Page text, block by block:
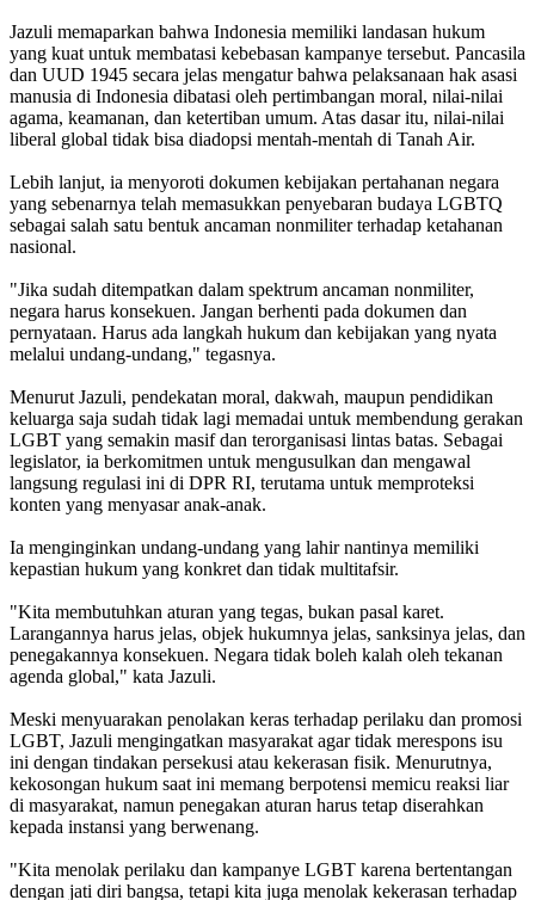
Jazuli memaparkan bahwa Indonesia memiliki landasan hukum
yang kuat untuk membatasi kebebasan kampanye tersebut. Pancasila
dan UUD 1945 secara jelas mengatur bahwa pelaksanaan hak asasi
manusia di Indonesia dibatasi oleh pertimbangan moral, nilai-nilai
agama, keamanan, dan ketertiban umum. Atas dasar itu, nilai-nilai
liberal global tidak bisa diadopsi mentah-mentah di Tanah Air.
Lebih lanjut, ia menyoroti dokumen kebijakan pertahanan negara
yang sebenarnya telah memasukkan penyebaran budaya LGBTQ
sebagai salah satu bentuk ancaman nonmiliter terhadap ketahanan
nasional.
"Jika sudah ditempatkan dalam spektrum ancaman nonmiliter,
negara harus konsekuen. Jangan berhenti pada dokumen dan
pernyataan. Harus ada langkah hukum dan kebijakan yang nyata
melalui undang-undang," tegasnya.
Menurut Jazuli, pendekatan moral, dakwah, maupun pendidikan
keluarga saja sudah tidak lagi memadai untuk membendung gerakan
LGBT yang semakin masif dan terorganisasi lintas batas. Sebagai
legislator, ia berkomitmen untuk mengusulkan dan mengawal
langsung regulasi ini di DPR RI, terutama untuk memproteksi
konten yang menyasar anak-anak.
Ia menginginkan undang-undang yang lahir nantinya memiliki
kepastian hukum yang konkret dan tidak multitafsir.
"Kita membutuhkan aturan yang tegas, bukan pasal karet.
Larangannya harus jelas, objek hukumnya jelas, sanksinya jelas, dan
penegakannya konsekuen. Negara tidak boleh kalah oleh tekanan
agenda global," kata Jazuli.
Meski menyuarakan penolakan keras terhadap perilaku dan promosi
LGBT, Jazuli mengingatkan masyarakat agar tidak merespons isu
ini dengan tindakan persekusi atau kekerasan fisik. Menurutnya,
kekosongan hukum saat ini memang berpotensi memicu reaksi liar
di masyarakat, namun penegakan aturan harus tetap diserahkan
kepada instansi yang berwenang.
"Kita menolak perilaku dan kampanye LGBT karena bertentangan
dengan jati diri bangsa, tetapi kita juga menolak kekerasan terhadap